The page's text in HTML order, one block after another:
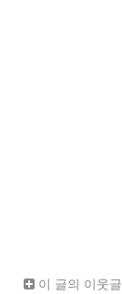
이 글의 이웃글